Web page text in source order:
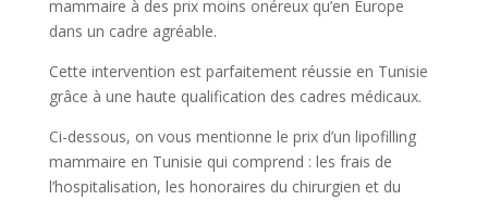
mammaire à des prix moins onéreux qu’en Europe
dans un cadre agréable.
Cette intervention est parfaitement réussie en Tunisie
grâce à une haute qualification des cadres médicaux.
Ci-dessous, on vous mentionne le prix d’un lipofilling
mammaire en Tunisie qui comprend : les frais de
l’hospitalisation, les honoraires du chirurgien et du